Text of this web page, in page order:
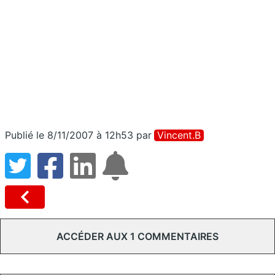
Publié le 8/11/2007 à 12h53 par Vincent.b
ACCÉDER AUX 1 COMMENTAIRES